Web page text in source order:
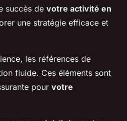
succès de votre activité en
une stratégie efficace et
les références de
fluide. Ces éléments sont
pour votre